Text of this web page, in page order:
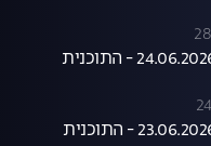
הצינור 24.06.2026 - התוכנית
הצינור 23.06.2026 - התוכנית